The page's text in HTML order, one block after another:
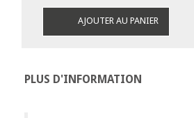
AJOUTER AU PANIER
PLUS D'INFORMATION